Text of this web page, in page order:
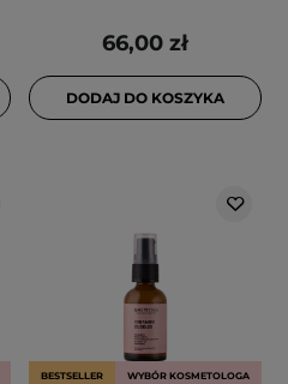
66,00 zł
DODAJ DO KOSZYKA
BESTSELLER WYBÓR KOSMETOLOGA